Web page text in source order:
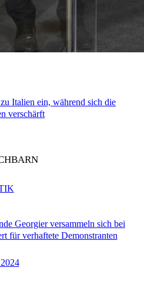
Italien ein, während sich die
verschärft
Georgier versammeln sich bei
für verhaftete Demonstranten